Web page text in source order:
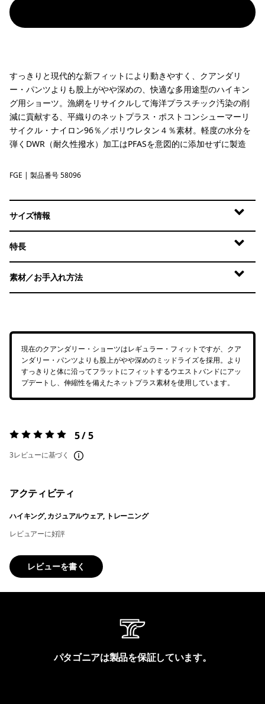
すっきりと現代的な新フィットにより動きやすく、クアンダリ
ー・パンツよりも股上がやや深めの、快適な多用途型のハイキン
グ用ショーツ。漁網をリサイクルして海洋プラスチック汚染の削
減に貢献する、平織りのネットプラス・ポストコンシューマーリ
サイクル・ナイロン96％／ポリウレタン４％素材。軽度の水分を
弾くDWR（耐久性撥水）加工はPFASを意図的に添加せずに製造
Forge Grey
FGE | 製品番号 58096
サイズ情報
特長
素材／お手入れ方法
現在のクアンダリー・ショーツはレギュラー・フィットですが、クア
ンダリー・パンツよりも股上がやや深めのミッドライズを採用。より
すっきりと体に沿ってフラットにフィットするウエストバンドにアッ
プデートし、伸縮性を備えたネットプラス素材を使用しています。
評価:5 / 5 5 / 5
3レビューに基づく
アクティビティ
ハイキング, カジュアルウェア, トレーニング
レビュアーに好評
レビューを書く
パタゴニアは製品を保証しています。